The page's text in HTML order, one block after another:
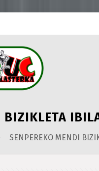
BIZIKLETA
SENPEREKO MENDI